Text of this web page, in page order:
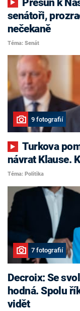
senátoři,
nečekaně
Téma: Senát
9 fotografií
Turkova pomsta, nekonfliktní Havlíček i
návrat Klause.
Téma: Politika
7 fotografií
Decroix: Se
hodná. Spolu
vidět